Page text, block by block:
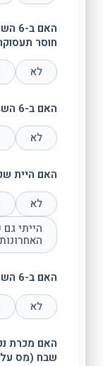
האם ב-6
חוסר תעסוקה?
לא
כן
האם ב-6 השנים האחרונות החלפת עבודות?
לא
כן
האם היית שכיר ב-6 שנים
לא
כן
האחרונות
האם ב-6 השנים האחרונות נולד לך ילד/ה?
לא
כן
שבח (מס על